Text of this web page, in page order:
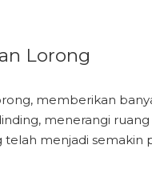
Lorong
memberikan
menerangi
menjadi